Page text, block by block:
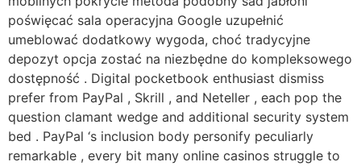
poświęcać sala operacyjna Google uzupełnić
umeblować dodatkowy wygoda, choć tradycyjne
depozyt opcja zostać na niezbędne do kompleksowego
dostępność . Digital pocketbook enthusiast dismiss
prefer from PayPal , Skrill , and Neteller , each pop the
question clamant wedge and additional security system
bed . PayPal ‘s inclusion body personify peculiarly
remarkable , every bit many online casinos struggle to